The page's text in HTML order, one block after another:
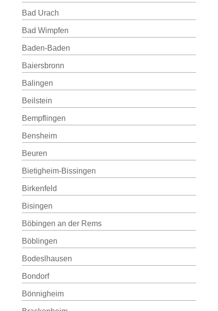
Bad Urach
Bad Wimpfen
Baden-Baden
Baiersbronn
Balingen
Beilstein
Bempflingen
Bensheim
Beuren
Bietigheim-Bissingen
Birkenfeld
Bisingen
Böbingen an der Rems
Böblingen
Bodeslhausen
Bondorf
Bönnigheim